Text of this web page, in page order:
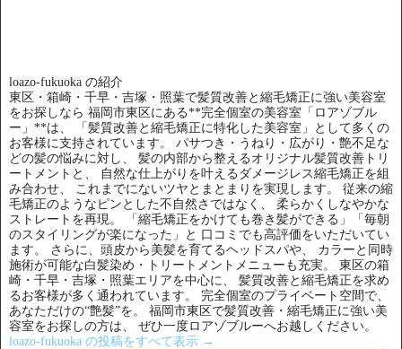
loazo-fukuoka の紹介
東区・箱崎・千早・吉塚・照葉で髪質改善と縮毛矯正に強い美容室
をお探しなら 福岡市東区にある**完全個室の美容室「ロアゾブル
ー」**は、 「髪質改善と縮毛矯正に特化した美容室」として多くの
お客様に支持されています。 パサつき・うねり・広がり・艶不足な
どの髪の悩みに対し、 髪の内部から整えるオリジナル髪質改善トリ
ートメントと、 自然な仕上がりを叶えるダメージレス縮毛矯正を組
み合わせ、 これまでにないツヤとまとまりを実現します。 従来の縮
毛矯正のようなピンとした不自然さではなく、 柔らかくしなやかな
ストレートを再現。 「縮毛矯正をかけても巻き髪ができる」「毎朝
のスタイリングが楽になった」と 口コミでも高評価をいただいてい
ます。 さらに、頭皮から美髪を育てるヘッドスパや、 カラーと同時
施術が可能な白髪染め・トリートメントメニューも充実。 東区の箱
崎・千早・吉塚・照葉エリアを中心に、 髪質改善と縮毛矯正を求め
るお客様が多く通われています。 完全個室のプライベート空間で、
あなただけの“艶髪”を。 福岡市東区で髪質改善・縮毛矯正に強い美
容室をお探しの方は、 ぜひ一度ロアゾブルーへお越しください。
loazo-fukuoka の投稿をすべて表示 →